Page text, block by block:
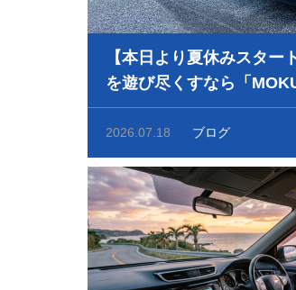
【本日より夏休みスター
を遊び尽くすなら「
タカー」！愛煙家必見の
利な配車で快適ドライブ
2026.07.18 ブログ